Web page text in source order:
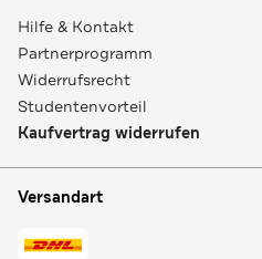
Hilfe & Kontakt
Partnerprogramm
Widerrufsrecht
Studentenvorteil
Kaufvertrag widerrufen
Versandart